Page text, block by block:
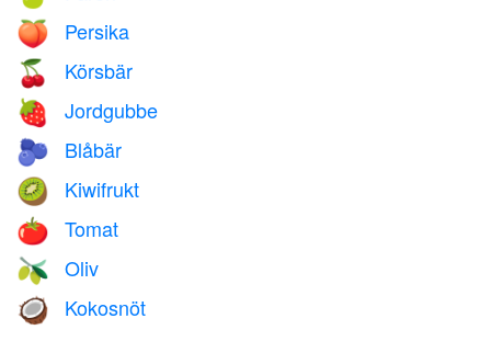
🍑 Persika
🍒 Körsbär
🍓 Jordgubbe
🫐 Blåbär
🥝 Kiwifrukt
🍅 Tomat
🫒 Oliv
🥥 Kokosnöt